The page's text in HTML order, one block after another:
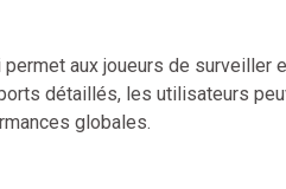
aux joueurs de surveiller
détaillés, les utilisateurs
globales.